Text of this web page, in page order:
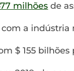
milhões de
a indústria
$ 155 bilhões